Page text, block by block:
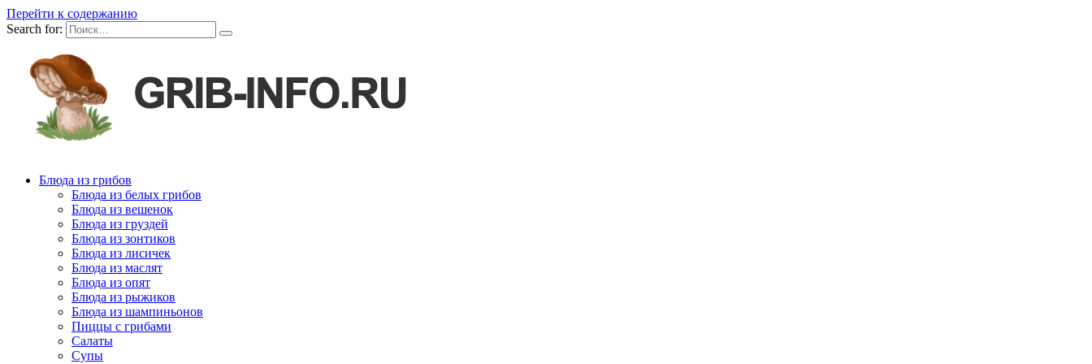
Перейти к содержанию
Search for:
Блюда из грибов
Блюда из белых грибов
Блюда из вешенок
Блюда из груздей
Блюда из зонтиков
Блюда из лисичек
Блюда из маслят
Блюда из опят
Блюда из рыжиков
Блюда из шампиньонов
Пиццы с грибами
Салаты
Супы